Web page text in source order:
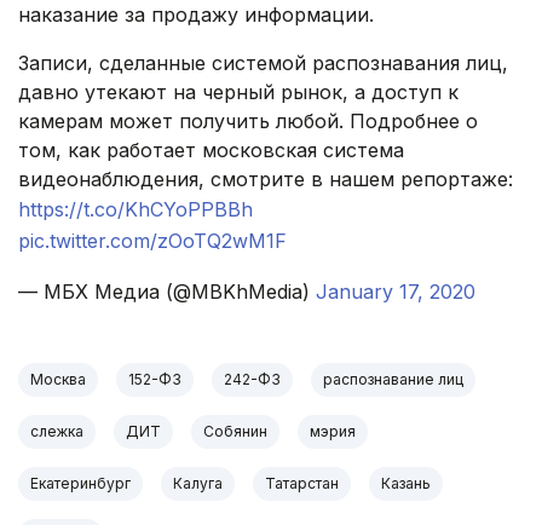
наказание за продажу информации.
Записи, сделанные системой распознавания лиц,
давно утекают на черный рынок, а доступ к
камерам может получить любой. Подробнее о
том, как работает московская система
видеонаблюдения, смотрите в нашем репортаже:
https://t.co/KhCYoPPBBh
pic.twitter.com/zOoTQ2wM1F
— МБХ Медиа (@MBKhMedia) January 17, 2020
Москва 152-ФЗ 242-ФЗ распознавание лиц
слежка ДИТ Собянин мэрия
Екатеринбург Калуга Татарстан Казань